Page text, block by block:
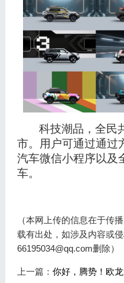
科技潮品，全民
市。 用户可通过通过
汽车微信小程序以及
车。
（本网上传的信息在于传
载有出处，如涉及内容或
66195034@qq.com删除）
上一篇： 你好，腾势！欧